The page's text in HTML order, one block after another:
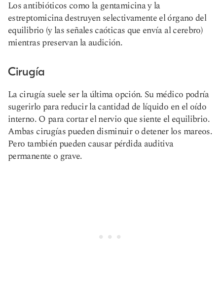
Los antibióticos como la gentamicina y la
estreptomicina destruyen selectivamente el órgano del
equilibrio (y las señales caóticas que envía al cerebro)
mientras preservan la audición.
Cirugía
La cirugía suele ser la última opción. Su médico podría
sugerirlo para reducir la cantidad de líquido en el oído
interno. O para cortar el nervio que siente el equilibrio.
Ambas cirugías pueden disminuir o detener los mareos.
Pero también pueden causar pérdida auditiva
permanente o grave.